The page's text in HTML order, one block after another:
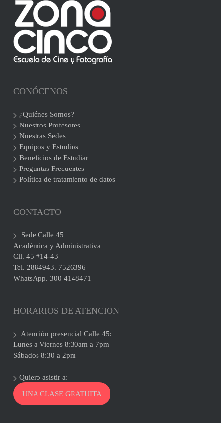
CONÓCENOS
¿Quiénes Somos?
Nuestros Profesores
Nuestras Sedes
Equipos y Estudios
Beneficios de Estudiar
Preguntas Frecuentes
Política de tratamiento de datos
CONTACTO
Sede Calle 45
Académica y Administrativa
Cll. 45 #14-43
Tel. 2884943. 7526396
WhatsApp. 300 4148471
HORARIOS DE ATENCIÓN
Atención presencial Calle 45:
Lunes a Viernes 8:30am a 7pm
Sábados 8:30 a 2pm
Quiero asistir a:
UNA CLASE GRATUITA